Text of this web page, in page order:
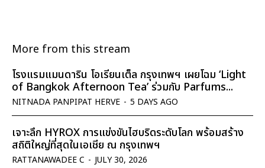
More from this stream
โรงแรมแมนดาริน โอเรียนเต็ล กรุงเทพฯ เผยโฉม ‘Light
of Bangkok Afternoon Tea’ ร่วมกับ Parfums...
NITNADA PANPIPAT HERVE - 5 DAYS AGO
เจาะลึก HYROX การแข่งขันไฮบริดระดับโลก พร้อมสร้าง
สถิติใหญ่ที่สุดในเอเชีย ณ กรุงเทพฯ
RATTANAWADEE C - JULY 30, 2026